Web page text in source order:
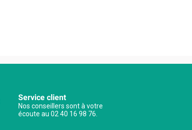
Service client
Nos conseillers sont à votre
écoute au 02 40 16 98 76.